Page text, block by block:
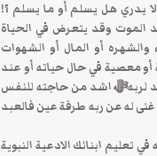
لا يدري هل يسلم أو ما يسلم ؟!
الموت وقد يتعرض في الحياة
أو المال أو الشهوات
معصية في حال حياته أو عند
لربهﷻ اشد من حاجته للنفس
غنى له عن ربه طرفة عين فالعبد
ابنائك الادعية النبوية